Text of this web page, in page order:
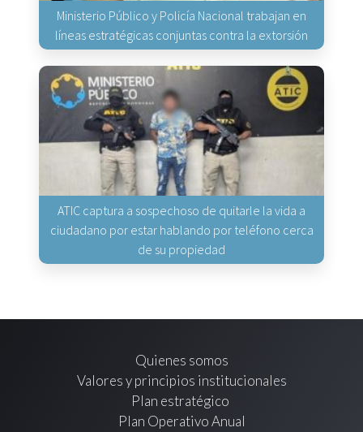
Ministerio Público y Policía Nacional trabajan en
líneas estratégicas conjuntas contra la extorsión
ATIC captura a sospechoso de quitarle la vida a
ciudadano por estar hablando por teléfono cerca
de su propiedad
Quienes somos
Valores y principios institucionales
Plan estratégico
Plan Operativo Anual